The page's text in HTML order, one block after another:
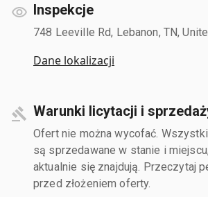
Inspekcje
748 Leeville Rd, Lebanon, TN,
Dane lokalizacji
Warunki licytacji i
Ofert nie można wycofać.
są sprzedawane w stanie i
aktualnie się znajdują. Przeczytaj
przed złożeniem oferty.